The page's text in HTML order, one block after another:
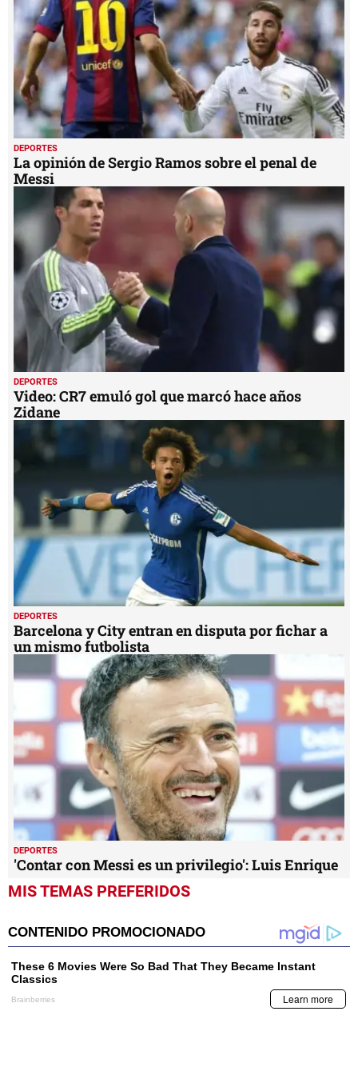
DEPORTES
La opinión de Sergio Ramos sobre el penal de
Messi
DEPORTES
Video: CR7 emuló gol que marcó hace años
Zidane
DEPORTES
Barcelona y City entran en disputa por fichar a
un mismo futbolista
DEPORTES
'Contar con Messi es un privilegio': Luis Enrique
MIS TEMAS PREFERIDOS